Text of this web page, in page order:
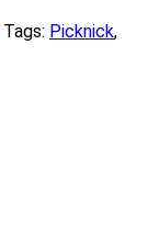
Tags: Picknick,